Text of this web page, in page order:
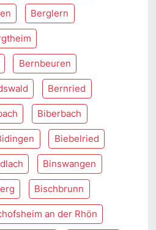
Berglern
Bernbeuren
Bernried
Biberbach
Biebelried
Binswangen
Bischbrunn
an der Rhön